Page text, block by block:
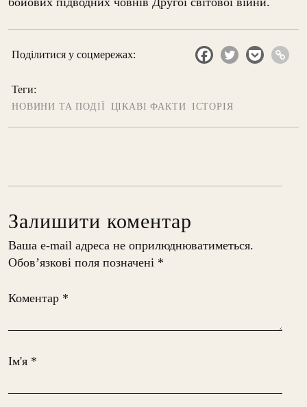
Поділитися у соцмережах:
Теги:
НОВИНИ ТА ПОДІЇ ЦІКАВІ ФАКТИ ІСТОРІЯ
Залишити коментар
Ваша e-mail адреса не оприлюднюватиметься.
Обов’язкові поля позначені *
Коментар *
Ім'я *